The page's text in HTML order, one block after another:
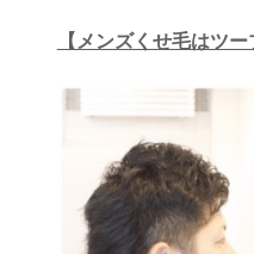
【メンズくせ毛はツ